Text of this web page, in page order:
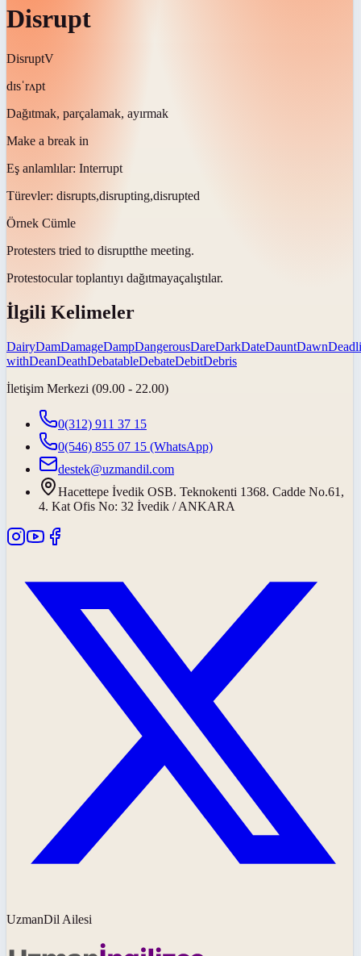
Disrupt
DisruptV
dɪsˈrʌpt
Dağıtmak, parçalamak, ayırmak
Make a break in
Eş anlamlılar: Interrupt
Türevler: disrupts,disrupting,disrupted
Örnek Cümle
Protesters tried to disruptthe meeting.
Protestocular toplantıyı dağıtmayaçalıştılar.
İlgili Kelimeler
DairyDamDamageDampDangerousDareDarkDateDauntDawn
withDeanDeathDebatableDebateDebitDebris
İletişim Merkezi (09.00 - 22.00)
0(312) 911 37 15
0(546) 855 07 15 (WhatsApp)
destek@uzmandil.com
Hacettepe İvedik OSB. Teknokenti 1368. Cadde No.61,
4. Kat Ofis No: 32 İvedik / ANKARA
UzmanDil Ailesi